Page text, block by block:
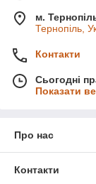
м.
Тернопіль,
Контакти
Сьогодні
Показати
Про нас
Контакти